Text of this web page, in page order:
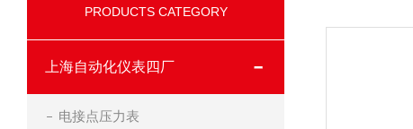
PRODUCTS CATEGORY
上海自动化仪表四厂
电接点压力表